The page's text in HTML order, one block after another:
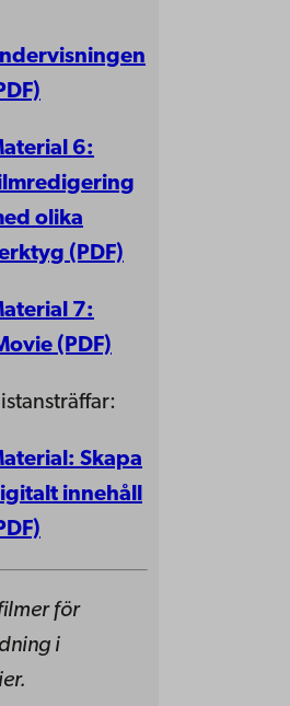
6:
olika
(PDF)
7:
(PDF)
Skapa
innehåll
för
i